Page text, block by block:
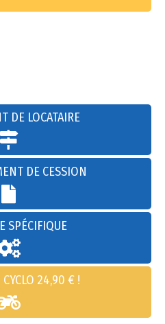
DE LOCATAIRE
DE CESSION
SPÉCIFIQUE
24,90 € !